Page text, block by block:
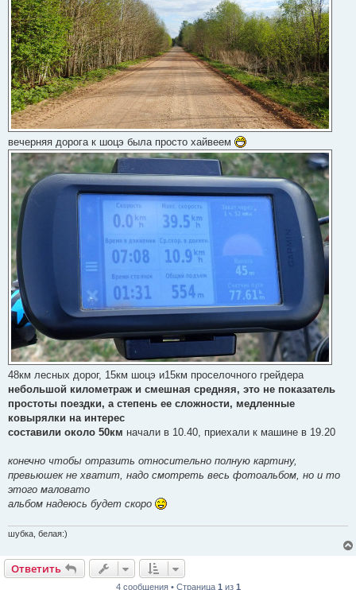
вечерняя дорога к шоцэ была просто хайвеем
48км лесных дорог, 15км шоцэ и15км проселочного грейдера
небольшой километраж и смешная средняя, это не показатель
простоты поездки, а степень ее сложности, медленные
ковырялки на интерес
составили около 50км начали в 10.40, приехали к машине в 19.20
конечно чтобы отразить относительно полную картину,
превьюшек не хватит, надо смотреть весь фотоальбом, но и то
этого маловато
альбом надеюсь будет скоро
шубка, белая:)
Ответить
4 сообщения • Страница 1 из 1